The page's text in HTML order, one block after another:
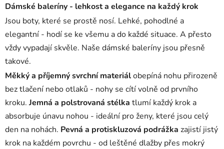
c
í
p
r
v
y
v
ý
p
i
s
u
n
í
Dámské baleríny - lehkost a elegance na každý krok
Jsou boty, které se prostě nosí. Lehké, pohodlné a
elegantní - hodí se ke všemu a do každé situace. A přesto
vždy vypadají skvěle. Naše dámské baleríny jsou přesně
takové.
Měkký a příjemný svrchní materiálobepíná nohu přirozeně
bez tlačení nebo otlaků - nohy se cítí volně od prvního
kroku. Jemná a polstrovaná stélka tlumí každý krok a
absorbuje únavu nohou - ideální pro ženy, které jsou celý
den na nohách. Pevná a protiskluzová podrážka zajistí jistý
krok na každém povrchu - od leštěné dlažby přes mokrý